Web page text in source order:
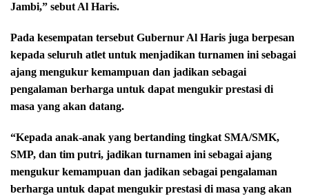
Jambi,” sebut Al Haris.
Pada kesempatan tersebut Gubernur Al Haris juga berpesan
kepada seluruh atlet untuk menjadikan turnamen ini sebagai
ajang mengukur kemampuan dan jadikan sebagai
pengalaman berharga untuk dapat mengukir prestasi di
masa yang akan datang.
“Kepada anak-anak yang bertanding tingkat SMA/SMK,
SMP, dan tim putri, jadikan turnamen ini sebagai ajang
mengukur kemampuan dan jadikan sebagai pengalaman
berharga untuk dapat mengukir prestasi di masa yang akan